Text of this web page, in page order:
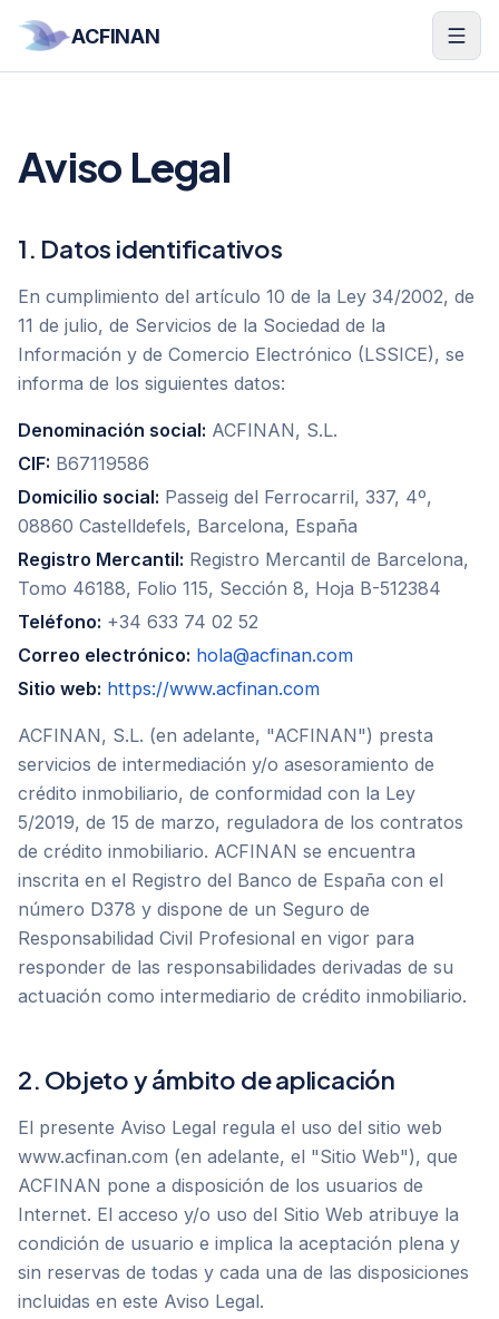
ACFINAN
Aviso Legal
1. Datos identificativos
En cumplimiento del artículo 10 de la Ley 34/2002, de
11 de julio, de Servicios de la Sociedad de la
Información y de Comercio Electrónico (LSSICE), se
informa de los siguientes datos:
Denominación social: ACFINAN, S.L.
CIF: B67119586
Domicilio social: Passeig del Ferrocarril, 337, 4º,
08860 Castelldefels, Barcelona, España
Registro Mercantil: Registro Mercantil de Barcelona,
Tomo 46188, Folio 115, Sección 8, Hoja B-512384
Teléfono: +34 633 74 02 52
Correo electrónico: hola@acfinan.com
Sitio web: https://www.acfinan.com
ACFINAN, S.L. (en adelante, "ACFINAN") presta
servicios de intermediación y/o asesoramiento de
crédito inmobiliario, de conformidad con la Ley
5/2019, de 15 de marzo, reguladora de los contratos
de crédito inmobiliario. ACFINAN se encuentra
inscrita en el Registro del Banco de España con el
número D378 y dispone de un Seguro de
Responsabilidad Civil Profesional en vigor para
responder de las responsabilidades derivadas de su
actuación como intermediario de crédito inmobiliario.
2. Objeto y ámbito de aplicación
El presente Aviso Legal regula el uso del sitio web
www.acfinan.com (en adelante, el "Sitio Web"), que
ACFINAN pone a disposición de los usuarios de
Internet. El acceso y/o uso del Sitio Web atribuye la
condición de usuario e implica la aceptación plena y
sin reservas de todas y cada una de las disposiciones
incluidas en este Aviso Legal.